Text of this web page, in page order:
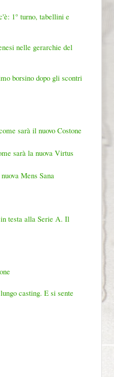
1° turno, tabellini e
nelle gerarchie del
borsino dopo gli scontri
sarà il nuovo Costone
sarà la nuova Virtus
Mens Sana
testa alla Serie A. Il
casting. E si sente